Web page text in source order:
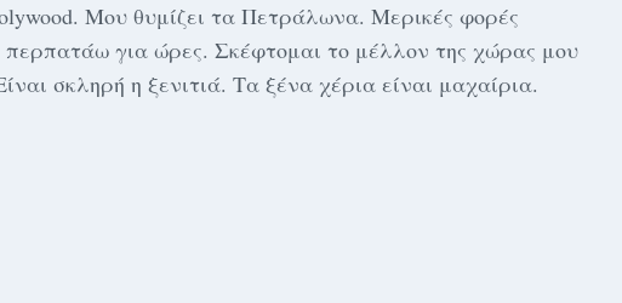
Μου θυμίζει τα Πετράλωνα. Μερικές φορές
περπατάω για ώρες. Σκέφτομαι το μέλλον της χώρας μου
σκληρή η ξενιτιά. Τα ξένα χέρια είναι μαχαίρια.